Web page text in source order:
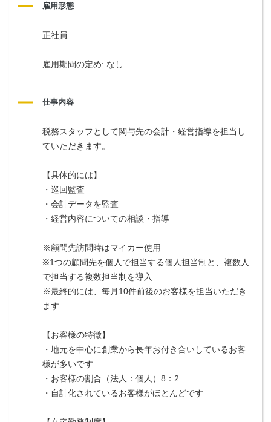
雇用形態
正社員
雇用期間の定め: なし
仕事内容
税務スタッフとして関与先の会計・経営指導を担当し
ていただきます。
【具体的には】
・巡回監査
・会計データを監査
・経営内容についての相談・指導
※顧問先訪問時はマイカー使用
※1つの顧問先を個人で担当する個人担当制と、複数人
で担当する複数担当制を導入
※最終的には、毎月10件前後のお客様を担当いただき
ます
【お客様の特徴】
・地元を中心に創業から長年お付き合いしているお客
様が多いです
・お客様の割合（法人：個人）8：2
・自計化されているお客様がほとんどです